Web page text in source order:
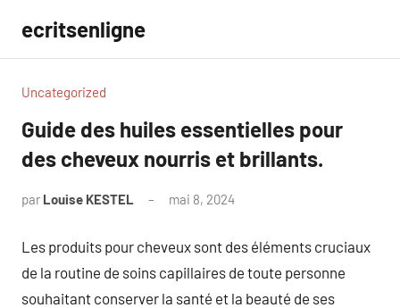
contenu
ecritsenligne
Uncategorized
Guide des huiles essentielles pour
des cheveux nourris et brillants.
par Louise KESTEL mai 8, 2024
Les produits pour cheveux sont des éléments cruciaux
de la routine de soins capillaires de toute personne
souhaitant conserver la santé et la beauté de ses